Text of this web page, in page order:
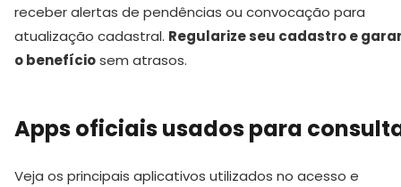
receber alertas de pendências ou convocação para
atualização cadastral. Regularize seu cadastro e
o benefíciosem atrasos.
Apps oficiais usados para
Veja os principais aplicativos utilizados no acesso e